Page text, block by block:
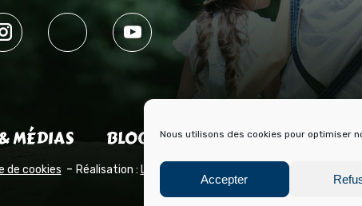
Nous utilisons des cookies pour optimiser
Accepter
MÉDIAS BLOG HISTOIRE ET ARCHIVES
de cookies Réalisation : Laetimprove